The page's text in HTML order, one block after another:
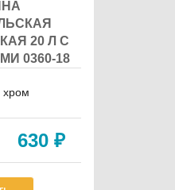
20 Л С
0360-18
хром
630₽